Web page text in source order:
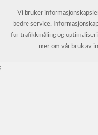
© Kontorvarehuset
Vi bruker
bedre service.
for trafikkmåling og
mer om vår bruk av
;